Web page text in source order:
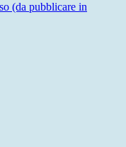
(da pubblicare in